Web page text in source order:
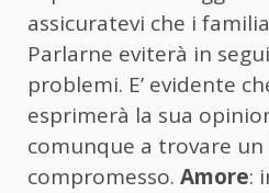
assicuratevi che i
Parlarne eviterà in
problemi. E’ evidente
esprimerà la sua
comunque a trovare
compromesso. Amore: